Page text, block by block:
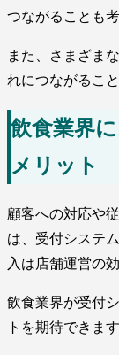
つながることも
また、さまざま
れにつながるこ
飲食業界
メリット
顧客への対応や
は、受付システ
入は店舗運営の
飲食業界が受付
トを期待できます